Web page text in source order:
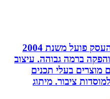
בטי ששון סטודיו לעיצוב, העסק פועל משנת 2004
ברמה גבוהה. עיצוב
בעלי תכנים
ציבור. מיתוג